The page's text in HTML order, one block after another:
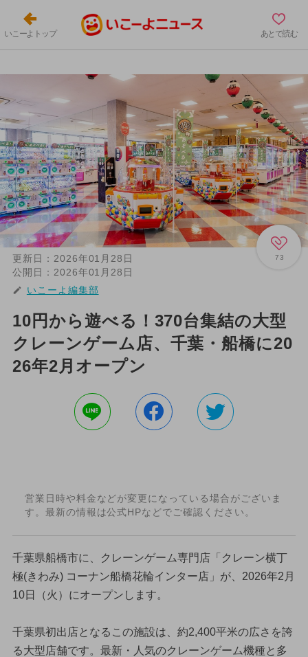
いこーよトップ あとで読む
73
更新日： 2026年01月28日
公開日： 2026年01月28日
いこーよ編集部
10円から遊べる！370台集結の大型
クレーンゲーム店、千葉・船橋に20
26年2月オープン
営業日時や料金などが変更になっている場合がございま
す。最新の情報は公式HPなどでご確認ください。
千葉県船橋市に、クレーンゲーム専門店「クレーン横丁
極(きわみ) コーナン船橋花輪インター店」が、2026年2月
10日（火）にオープンします。
千葉県初出店となるこの施設は、約2,400平米の広さを誇
る大型店舗です。最新・人気のクレーンゲーム機種と多